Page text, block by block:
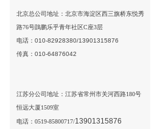
北京总公司地址： 北京市海淀区西三旗桥东悦秀
路76号鵾鹏乐乎青年社区C座3层
电话：010-82928380/13901315876
传真：010-64876042
江苏分公司地址：江苏省常州市关河西路180号
恒远大厦1509室
电话：0519-85800717/13901315876